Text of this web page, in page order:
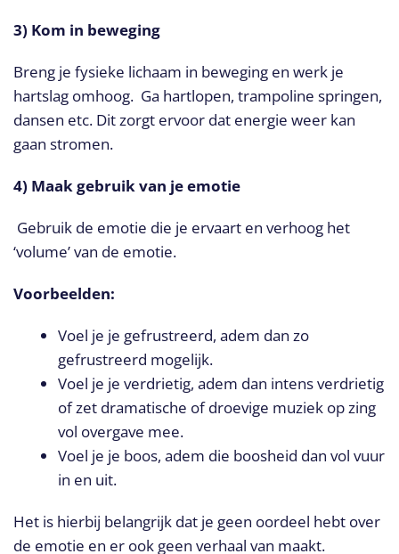
3) Kom in beweging
Breng je fysieke lichaam in beweging en werk je
hartslag omhoog. Ga hartlopen, trampoline springen,
dansen etc. Dit zorgt ervoor dat energie weer kan
gaan stromen.
4) Maak gebruik van je emotie
Gebruik de emotie die je ervaart en verhoog het
‘volume’ van de emotie.
Voorbeelden:
Voel je je gefrustreerd, adem dan zo
gefrustreerd mogelijk.
Voel je je verdrietig, adem dan intens verdrietig
of zet dramatische of droevige muziek op zing
vol overgave mee.
Voel je je boos, adem die boosheid dan vol vuur
in en uit.
Het is hierbij belangrijk dat je geen oordeel hebt over
de emotie en er ook geen verhaal van maakt.